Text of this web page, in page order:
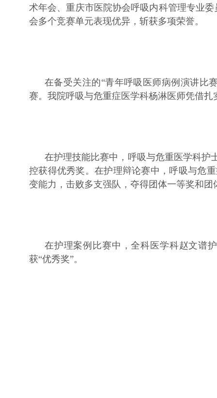
术年会、重庆市医院协会呼吸内科管理专业
会多个竞赛单元表现优异，斩获多项荣誉。
在备受关注的“青年呼吸医师病例演讲比
赛。我院呼吸与危重症医学科杨淋医师凭借
在护理技能比赛中，呼吸与危重医学科护
控获得优秀奖。在护理辩论赛中，呼吸与危
变能力，击败多支强队，夺得团体一等奖和
在护理案例比赛中，全科医学科赵文谱
获“优秀奖”。